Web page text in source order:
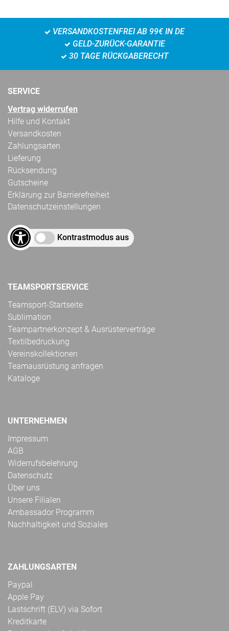
VERSANDKOSTENFREI AB 99€ IN DE
GELD-ZURÜCK-GARANTIE
30 TAGE RÜCKGABERECHT
SERVICE
Vertrag widerrufen
Hilfe und Kontakt
Versandkosten
Zahlungsarten
Lieferung
Rücksendung
Gutscheine
Erklärung zur Barrierefreiheit
Datenschutzeinstellungen
Kontrastmodus aus
TEAMSPORTSERVICE
Teamsport-Startseite
Sublimation
Teampartnerkonzept & Ausrüsterverträge
Textilbedruckung
Vereinskollektionen
Teamausrüstung anfragen
Kataloge
UNTERNEHMEN
Impressum
AGB
Widerrufsbelehrung
Datenschutz
Über uns
Unsere Filialen
Ambassador Programm
Nachhaltigkeit und Soziales
ZAHLUNGSARTEN
Paypal
Apple Pay
Lastschrift (ELV) via Sofort
Kreditkarte